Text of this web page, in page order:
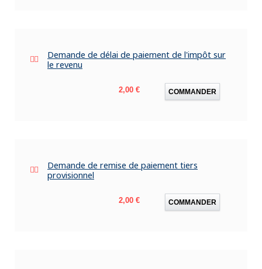
Demande de délai de paiement de l'impôt sur
le revenu
Prix
2,00 € COMMANDER
Demande de remise de paiement tiers
provisionnel
Prix
2,00 € COMMANDER